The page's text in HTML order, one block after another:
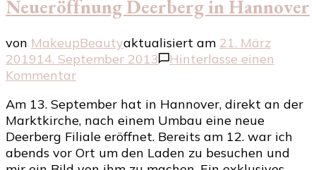
Neueröffnung Deerberg in Hannover
von MakeupBeautyaktualisiert am 21. März
201914. September 2013
Hinterlasse einen
Kommentarzu
Deerberg
in
Hannover
Am 13. September hat in Hannover, direkt an der
Marktkirche, nach einem Umbau eine neue
Deerberg Filiale eröffnet. Bereits am 12. war ich
abends vor Ort um den Laden zu besuchen und